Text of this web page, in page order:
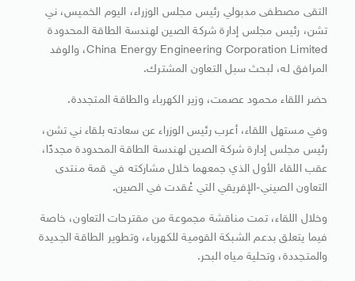
التقى مصطفى مدبولي رئيس مجلس الوزراء، اليوم الخميس، ني
تشن، رئيس مجلس إدارة شركة الصين لهندسة الطاقة المحدودة
China Energy Engineering Corporation Limited، والوفد
المرافق له، لبحث سبل التعاون المشترك.
حضر اللقاء محمود عصمت، وزير الكهرباء والطاقة المتجددة.
وفي مستهل اللقاء، أعرب رئيس الوزراء عن سعادته بلقاء ني تشن،
رئيس مجلس إدارة شركة الصين لهندسة الطاقة المحدودة مجددًا،
عقب اللقاء الأول الذي جمعهما خلال مشاركته في قمة منتدى
التعاون الصيني-الإفريقي التي عُقدت في الصين.
وخلال اللقاء، تمت مناقشة مجموعة من مقترحات التعاون، خاصة
فيما يتعلق بدعم الشبكة القومية للكهرباء، وتطوير الطاقة الجديدة
والمتجددة، وتحلية مياه البحر.